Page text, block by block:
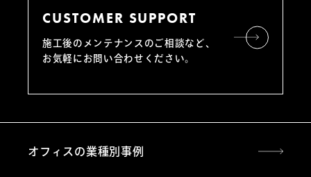
CUSTOMER SUPPORT
施工後のメンテナンスのご相談など、
お気軽にお問い合わせください。
オフィスの業種別事例